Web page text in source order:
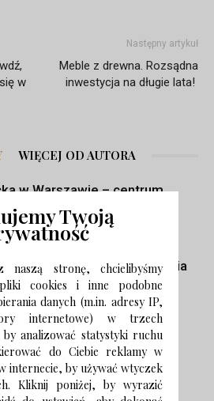
w
Następny artykuł
Meble z drewna. Rozsądna
inwestycja na długie lata!
WIĘCEJ OD AUTORA
w Warszawie – centrum
z panelami podłogowymi i
do wnętrz
podane na słodko. Cukiernia
projektu Biuro Kreacja
włoskiego wzornictwa.
na Foksal autorstwa
Twoją
naszą stronę, chcielibyśmy
cookies i inne podobne
danych (m.in. adresy IP,
internetowe) w trzech
by analizować statystyki ruchu
do Ciebie reklamy w
internecie, by używać wtyczek
Kliknij poniżej, by wyrazić